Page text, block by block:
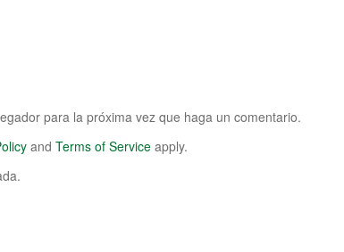
para la próxima vez que haga un comentario.
and Terms of Service apply.